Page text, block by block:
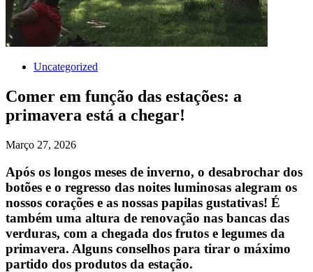
Uncategorized
Comer em função das estações: a
primavera está a chegar!
Março 27, 2026
Após os longos meses de inverno, o desabrochar dos
botões e o regresso das noites luminosas alegram os
nossos corações e as nossas papilas gustativas! É
também uma altura de renovação nas bancas das
verduras, com a chegada dos frutos e legumes da
primavera. Alguns conselhos para tirar o máximo
partido dos produtos da estação.